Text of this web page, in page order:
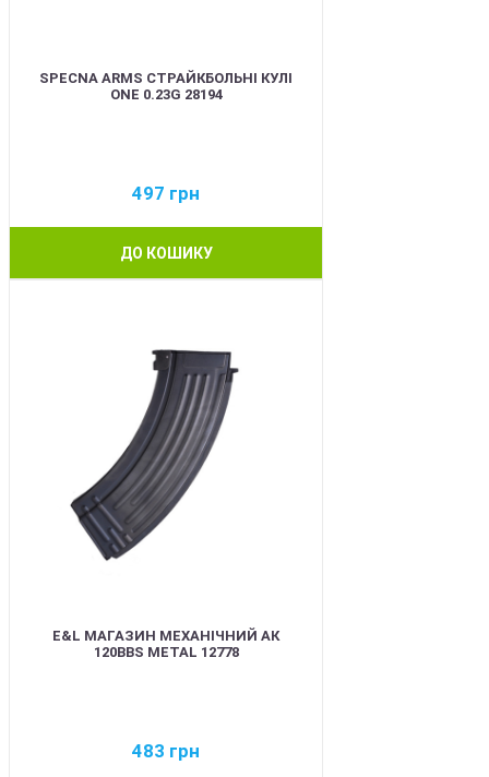
SPECNA ARMS СТРАЙКБОЛЬНІ КУЛІ
ONE 0.23G 28194
497 грн
ДО КОШИКУ
E&L МАГАЗИН МЕХАНІЧНИЙ АК
120BBS METAL 12778
483 грн